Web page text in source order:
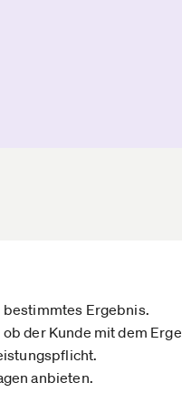
Ergebnis.
der Kunde mit dem
anbieten.